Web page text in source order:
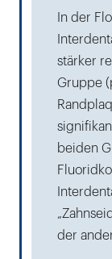
In der
stärker
Gruppe
beiden
der